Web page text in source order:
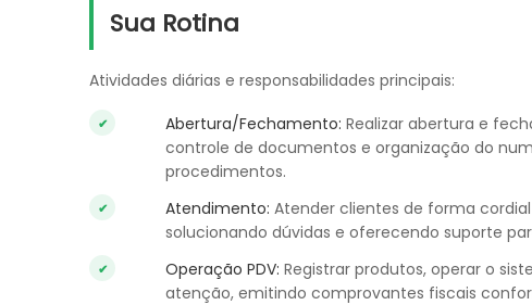
Sua Rotina
Atividades diárias e responsabilidades principais:
Abertura/Fechamento: Realizar abertura e
controle de documentos e organização do
procedimentos.
Atendimento: Atender clientes de forma
solucionando dúvidas e oferecendo suporte
Operação PDV: Registrar produtos, operar o
atenção, emitindo comprovantes fiscais